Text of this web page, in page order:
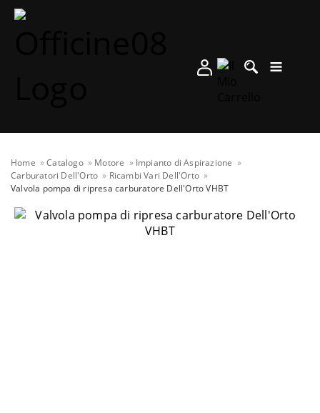
Home Catalogo Motore
Impianto di Aspirazione
Carburatori Dell'Orto
Ricambi Vari Dell'Orto
Valvola pompa di ripresa carburatore Dell'Orto VHBT